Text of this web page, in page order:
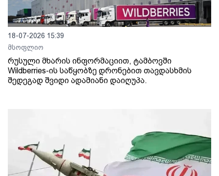
18-07-2026 15:39
მსოფლიო
რუსული მხარის ინფორმაციით, ტამბოვში
Wildberries-ის საწყობზე დრონებით თავდასხმის
შედეგად შვიდი ადამიანი დაიღუპა.